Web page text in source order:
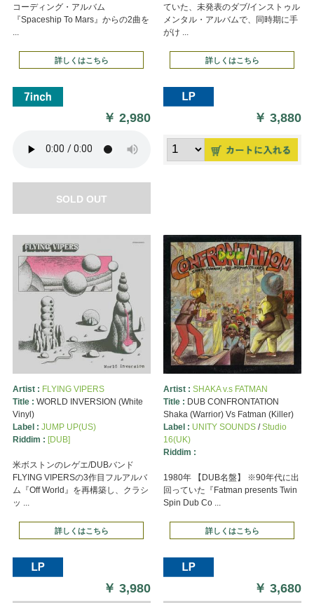
コーディング・アルバム
『Spaceship To Mars』からの2曲を
...
詳しくはこちら
￥2,980
SOLD OUT
ていた、未発表のダブ/インストゥル
メンタル・アルバムで、同時期に手
がけ ...
詳しくはこちら
￥3,880
Artist : FLYING VIPERS
Title : WORLD INVERSION (White
Vinyl)
Label : JUMP UP(US)
Riddim : [DUB]
米ボストンのレゲエ/DUBバンド
FLYING VIPERSの3作目フルアルバ
ム『Off World』を再構築し、クラシ
ッ ...
詳しくはこちら
￥3,980
Artist : SHAKA v.s FATMAN
Title : DUB CONFRONTATION
Shaka (Warrior) Vs Fatman (Killer)
Label : UNITY SOUNDS/Studio
16(UK)
Riddim :
1980年 【DUB名盤】 ※90年代に出
回っていた『Fatman presents Twin
Spin Dub Co ...
詳しくはこちら
￥3,680